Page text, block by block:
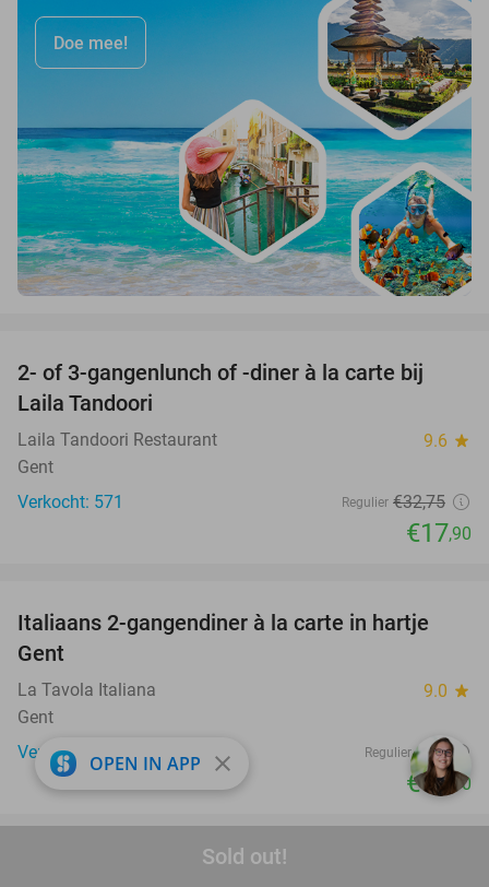
Sold out!
Doe mee!
45%
2- of 3-gangenlunch of -diner à la carte bij
Laila Tandoori
Laila Tandoori Restaurant 9.6 star
Gent
Verkocht: 571
Regulier €32,75
€17,90
50%
Italiaans 2-gangendiner à la carte in hartje
Gent
La Tavola Italiana 9.0 star
Gent
Verkocht: 969
Regulier €30
€14,90
Ontbijtbuffet + glas bubbels (1,5 uur)
OPEN IN APP close